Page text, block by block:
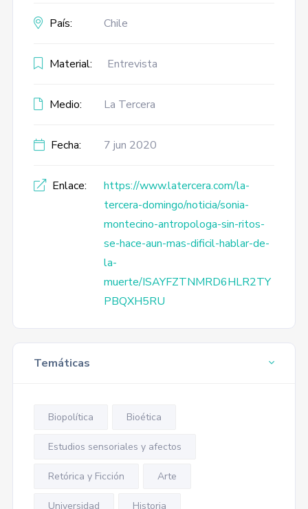
País: Chile
Material: Entrevista
Medio: La Tercera
Fecha: 7 jun 2020
Enlace:
https://www.latercera.com/la-
tercera-domingo/noticia/sonia-
montecino-antropologa-sin-ritos-
se-hace-aun-mas-dificil-hablar-de-
la-
muerte/ISAYFZTNMRD6HLR2TY
PBQXH5RU
Temáticas
Biopolítica Bioética
Estudios sensoriales y afectos
Retórica y Ficción Arte
Universidad Historia